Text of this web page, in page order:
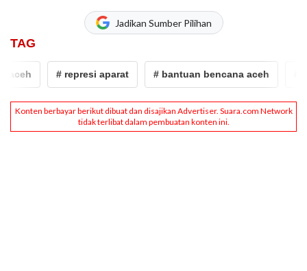
Jadikan Sumber Pilihan
TAG
# represi aparat # bantuan bencana aceh